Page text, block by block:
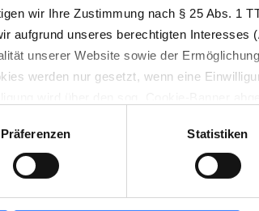
wir Ihre Zustimmung nach § 25 Abs. 1
aufgrund unseres berechtigten Interesses
unserer Website sowie der
werden nur gesetzt, wenn eine
Tool Cookiebot implementiert.
betrieben. Für dessen Einsatz ist das
Präferenzen Statistiken